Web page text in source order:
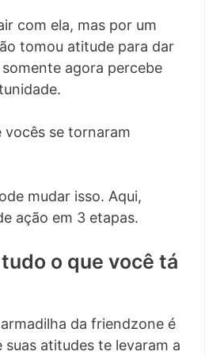
com ela, mas por um
tomou atitude para dar
agora percebe
vocês se tornaram
mudar isso. Aqui,
ação em 3 etapas.
o que você tá
da friendzone é
suas atitudes te levaram a